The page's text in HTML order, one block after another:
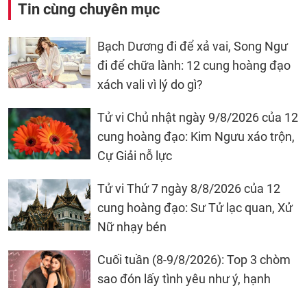
Tin cùng chuyên mục
Bạch Dương đi để xả vai, Song Ngư
đi để chữa lành: 12 cung hoàng đạo
xách vali vì lý do gì?
Tử vi Chủ nhật ngày 9/8/2026 của 12
cung hoàng đạo: Kim Ngưu xáo trộn,
Cự Giải nỗ lực
Tử vi Thứ 7 ngày 8/8/2026 của 12
cung hoàng đạo: Sư Tử lạc quan, Xử
Nữ nhạy bén
Cuối tuần (8-9/8/2026): Top 3 chòm
sao đón lấy tình yêu như ý, hạnh